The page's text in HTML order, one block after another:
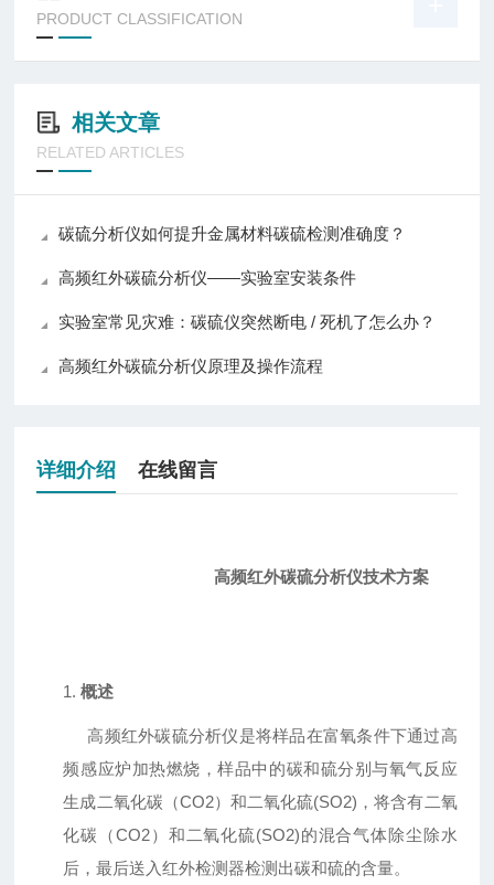
PRODUCT CLASSIFICATION
相关文章
RELATED ARTICLES
碳硫分析仪如何提升金属材料碳硫检测准确度？
高频红外碳硫分析仪——实验室安装条件
实验室常见灾难：碳硫仪突然断电 / 死机了怎么办？
高频红外碳硫分析仪原理及操作流程
详细介绍 在线留言
高频红外碳硫分析仪技术方案
1.概述
高频红外碳硫分析仪是将样品在富氧条件下通过高
频感应炉加热燃烧，样品中的碳和硫分别与氧气反应
生成二氧化碳（CO2） 和二氧化硫(SO2)，将含有二氧
化碳（CO2）和二氧化硫(SO2)的混合气体除尘除水
后，最后送入红外检测器检测出碳和硫的含量。